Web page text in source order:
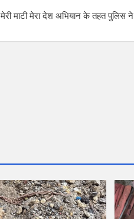
मेरी माटी मेरा देश अभियान के तहत पुलिस ने